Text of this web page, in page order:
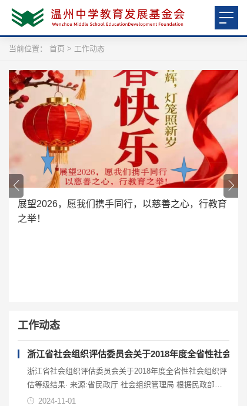
当前位置： 首页 > 工作动态
展望2026，愿我们携手同行，以慈善之心，行教育
之举！
工作动态
浙江省社会组织评估委员会关于2018年度全省性社会组
浙江省社会组织评估委员会关于2018年度全省性社会组织评
估等级结果· 来源:省民政厅 社会组织管理局 根据民政部
《关于推进民间组织评估工作的指导意见》(民发〔2007〕
2024-11-01